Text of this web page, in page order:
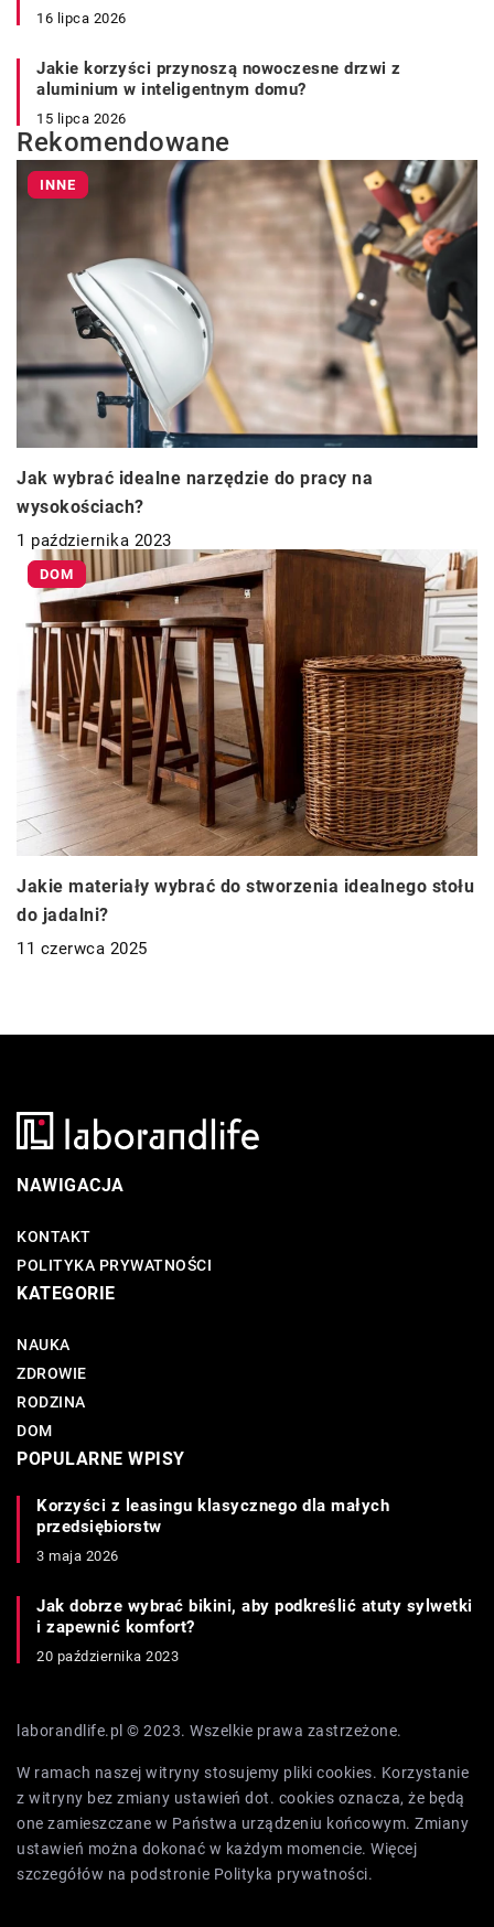
16 lipca 2026
Jakie korzyści przynoszą nowoczesne drzwi z
aluminium w inteligentnym domu?
15 lipca 2026
Rekomendowane
INNE
Jak wybrać idealne narzędzie do pracy na
wysokościach?
1 października 2023
DOM
Jakie materiały wybrać do stworzenia idealnego stołu
do jadalni?
11 czerwca 2025
NAWIGACJA
KONTAKT
POLITYKA PRYWATNOŚCI
KATEGORIE
NAUKA
ZDROWIE
RODZINA
DOM
POPULARNE WPISY
Korzyści z leasingu klasycznego dla małych
przedsiębiorstw
3 maja 2026
Jak dobrze wybrać bikini, aby podkreślić atuty sylwetki
i zapewnić komfort?
20 października 2023
laborandlife.pl © 2023. Wszelkie prawa zastrzeżone.
W ramach naszej witryny stosujemy pliki cookies. Korzystanie
z witryny bez zmiany ustawień dot. cookies oznacza, że będą
one zamieszczane w Państwa urządzeniu końcowym. Zmiany
ustawień można dokonać w każdym momencie. Więcej
szczegółów na podstronie Polityka prywatności.